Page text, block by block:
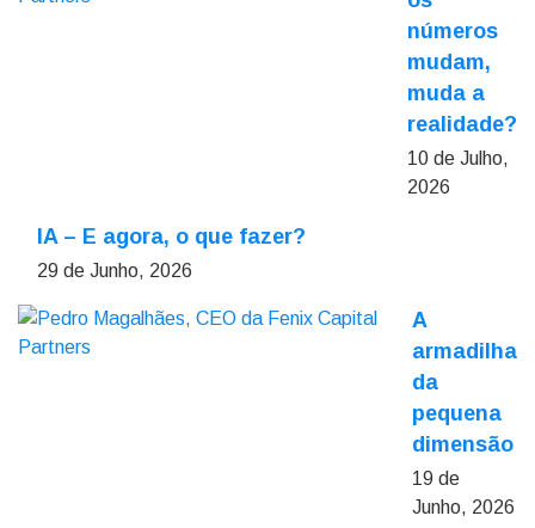
números
mudam,
muda a
realidade?
10 de Julho,
2026
IA – E agora, o que fazer?
29 de Junho, 2026
A
armadilha
da
pequena
dimensão
19 de
Junho, 2026